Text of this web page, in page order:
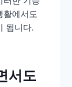
활에서도
됩니다.
서도